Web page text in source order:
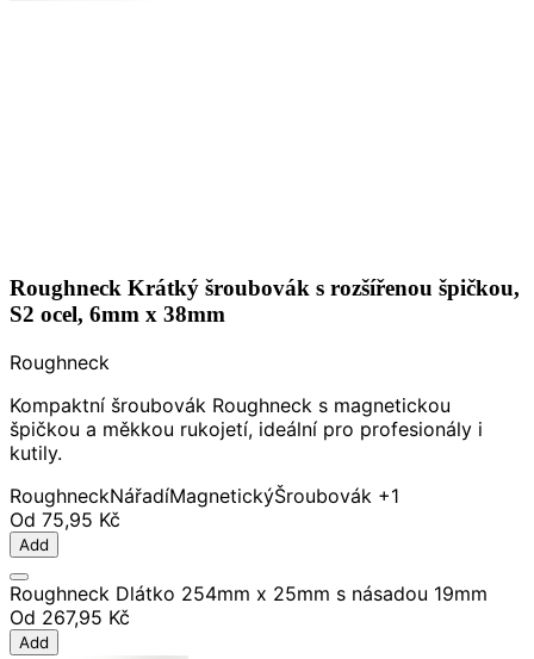
Roughneck Krátký šroubovák s rozšířenou špičkou,
S2 ocel, 6mm x 38mm
Roughneck
Kompaktní šroubovák Roughneck s magnetickou
špičkou a měkkou rukojetí, ideální pro profesionály i
kutily.
RoughneckNářadíMagnetickýŠroubovák +1
Od 75,95 Kč
Add
Roughneck Dlátko 254mm x 25mm s násadou 19mm
Od 267,95 Kč
Add